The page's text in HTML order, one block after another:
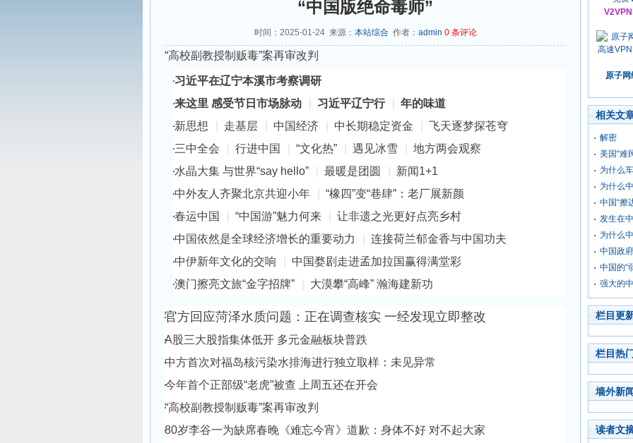
“中国版绝命毒师”
时间：2025-01-24 来源： 本站综合作者： admin 0 条评论
“高校副教授制贩毒”案再审改判
习近平在辽宁本溪市考察调研
来这里 感受节日市场脉动
习近平辽宁行
年的味道
新思想
走基层 中国经济 中长期稳定资金
飞天逐梦探苍穹
三中全会
行进中国 “文化热” 遇见冰雪
地方两会观察
水晶大集 与世界“say hello”
最暖是团圆
新闻1+1
中外友人齐聚北京共迎小年
“橡四”变“巷肆”：老厂展新颜
春运中国
“中国游”魅力何来
让非遗之光更好点亮乡村
中国依然是全球经济增长的重要动力
连接荷兰郁金香与中国功夫
中伊新年文化的交响
中国婺剧走进孟加拉国赢得满堂彩
澳门擦亮文旅“金字招牌”
大漠攀“高峰” 瀚海建新功
官方回应菏泽水质问题：正在调查核实 一经发现立即整改
A股三大股指集体低开 多元金融板块普跌
中方首次对福岛核污染水排海进行独立取样：未见异常
今年首个正部级“老虎”被查 上周五还在开会
“高校副教授制贩毒”案再审改判
80岁李谷一为缺席春晚《难忘今宵》道歉：身体不好 对不起大家
原子
相关文
解密
美国“难
为什么
为什么
中国“擦
发生在
为什么
中国政
中国的“
强大的
栏目更
栏目热
墙外新
读者文